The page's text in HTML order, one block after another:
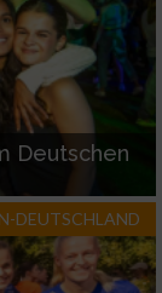
Deutschen
DEUTSCHLAND